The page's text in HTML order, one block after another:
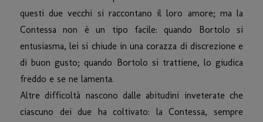
questi due vecchi si raccontano il loro amore; ma la
Contessa non è un tipo facile: quando Bortolo si
entusiasma, lei si chiude in una corazza di discrezione e
di buon gusto; quando Bortolo si trattiene, lo giudica
freddo e se ne lamenta.
Altre difficoltà nascono dalle abitudini inveterate che
ciascuno dei due ha coltivato: la Contessa, sempre